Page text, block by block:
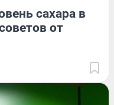
сахара в
от